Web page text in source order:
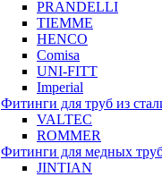
PRANDELLI
TIEMME
HENCO
Comisa
UNI-FITT
Imperial
Фитинги для труб из
VALTEC
ROMMER
Фитинги для медных
JINTIAN